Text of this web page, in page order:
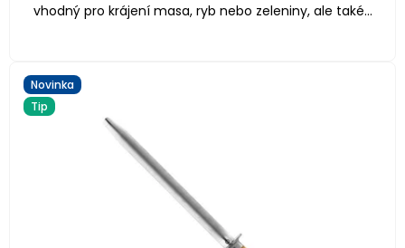
vhodný pro krájení masa, ryb nebo zeleniny, ale také...
Novinka
Tip